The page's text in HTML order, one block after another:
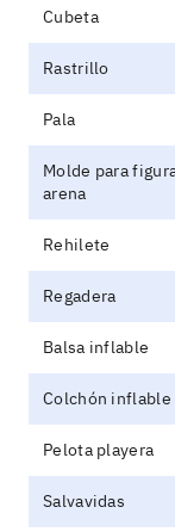
Cubeta
Rastrillo
Pala
Molde para
arena
Rehilete
Regadera
Balsa inflable
Colchón inflable
Pelota playera
Salvavidas